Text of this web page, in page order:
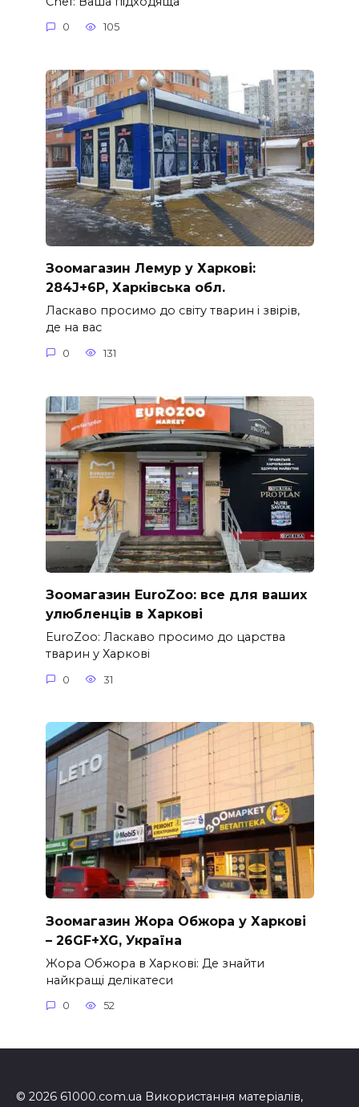
0 105
Зоомагазин Лемур у Харкові:
284J+6P, Харківська обл.
Ласкаво просимо до світу тварин і звірів,
де на вас
0 131
Зоомагазин EuroZoo: все для ваших
улюбленців в Харкові
EuroZoo: Ласкаво просимо до царства
тварин у Харкові
0 31
Зоомагазин Жора Обжора у Харкові
– 26GF+XG, Україна
Жора Обжора в Харкові: Де знайти
найкращі делікатеси
0 52
© 2026 61000.com.ua Використання матеріалів,